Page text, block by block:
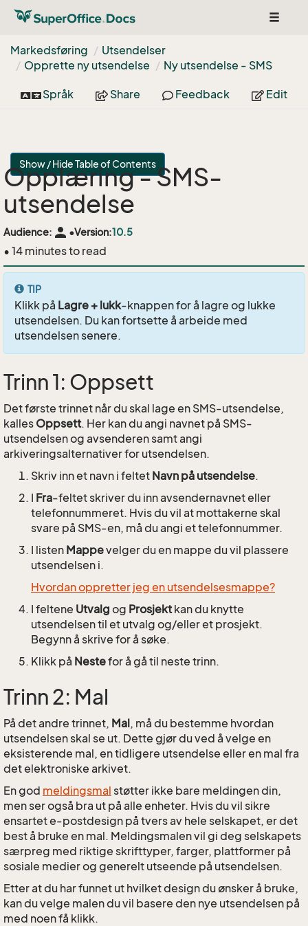
Toggle
Markedsføring
Utsendelser
Opprette ny utsendelse
Ny utsendelse - SMS
Språk Share Feedback Edit
Show / Hide Table of Contents
Opplæring - SMS-
utsendelse
Audience: person •Version:10.5
• 14 minutes to read
TIP
Klikk på Lagre + lukk-knappen for å lagre og lukke
utsendelsen. Du kan fortsette å arbeide med
utsendelsen senere.
Trinn 1: Oppsett
Det første trinnet når du skal lage en SMS-utsendelse,
kalles Oppsett. Her kan du angi navnet på SMS-
utsendelsen og avsenderen samt angi
arkiveringsalternativer for utsendelsen.
Skriv inn et navn i feltet Navn på utsendelse.
I Fra-feltet skriver du inn avsendernavnet eller
telefonnummeret. Hvis du vil at mottakerne skal
svare på SMS-en, må du angi et telefonnummer.
I listen Mappevelger du en mappe du vil plassere
utsendelsen i.
Hvordan oppretter jeg en utsendelsesmappe?
I feltene Utvalg og Prosjektkan du knytte
utsendelsen til et utvalg og/eller et prosjekt.
Begynn å skrive for å søke.
Klikk på Nestefor å gå til neste trinn.
Trinn 2: Mal
På det andre trinnet, Mal, må du bestemme hvordan
utsendelsen skal se ut. Dette gjør du ved å velge en
eksisterende mal, en tidligere utsendelse eller en mal fra
det elektroniske arkivet.
En god meldingsmal støtter ikke bare meldingen din,
men ser også bra ut på alle enheter. Hvis du vil sikre
ensartet e-postdesign på tvers av hele selskapet, er det
best å bruke en mal. Meldingsmalen vil gi deg selskapets
særpreg med riktige skrifttyper, farger, plattformer på
sosiale medier og generelt utseende på utsendelsen.
Etter at du har funnet ut hvilket design du ønsker å bruke,
kan du velge malen du vil basere den nye utsendelsen på
med noen få klikk.